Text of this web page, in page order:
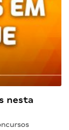
nesta